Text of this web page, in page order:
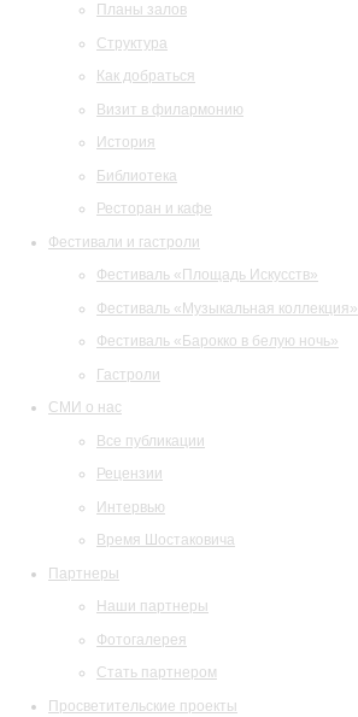
Планы залов
Структура
Как добраться
Визит в филармонию
История
Библиотека
Ресторан и кафе
Фестивали и гастроли
Фестиваль «Площадь Искусств»
Фестиваль «Музыкальная коллекция»
Фестиваль «Барокко в белую ночь»
Гастроли
СМИ о нас
Все публикации
Рецензии
Интервью
Время Шостаковича
Партнеры
Наши партнеры
Фотогалерея
Стать партнером
Просветительские проекты